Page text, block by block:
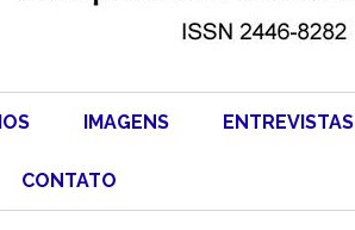
IMAGENS ENTREVISTAS
CONTATO